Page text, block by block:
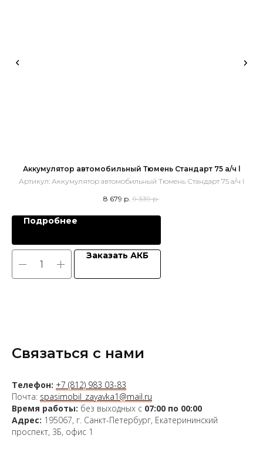
Аккумулятор автомобильный Тюмень Стандарт 75 а/ч l
Артикул: Аккумулятор автомобильный Тюмень Стандарт 75 а/ч l
8 679 р. 9 339 р.
Подробнее
Заказать АКБ
Связаться с нами
Телефон: +7 (812) 983 03-83
Почта: spasimobil_zayavka1@mail.ru
Время работы: без выходных с 07:00 по 00:00
Адрес: 195067, г. Санкт-Петербург, Екатерининский
проспект, 3Б, офис 1